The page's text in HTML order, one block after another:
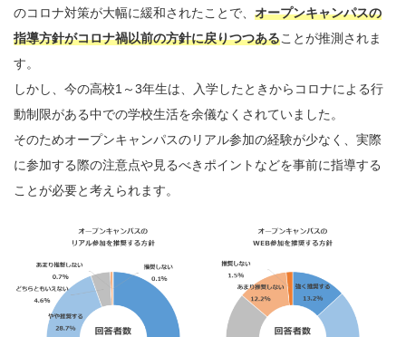
のコロナ対策が大幅に緩和されたことで、 オープンキャンパスの
指導方針がコロナ禍以前の方針に戻りつつあることが推測されま
す。
しかし、今の高校1～3年生は、入学したときからコロナによる行
動制限がある中での学校生活を余儀なくされていました。
そのためオープンキャンパスのリアル参加の経験が少なく、実際
に参加する際の注意点や見るべきポイントなどを事前に指導する
ことが必要と考えられます。